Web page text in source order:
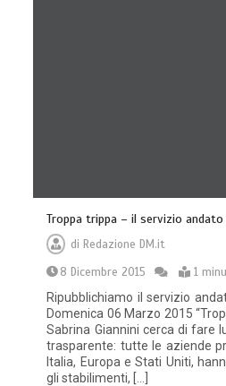
Troppa trippa – il servizio
diRedazione DM.it
8 Dicembre 2015
1
Ripubblichiamo il servizio
Domenica 06 Marzo 2015
Sabrina Giannini cerca di fare
trasparente: tutte le aziende
Italia, Europa e Stati Uniti,
gli stabilimenti, […]